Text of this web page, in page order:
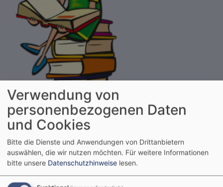
Kinderbücherei geöffnet 11-12 Uhr
Verwendung von
personenbezogenen Daten
und Cookies
Bitte die Dienste und Anwendungen von Drittanbietern
auswählen, die wir nutzen möchten. Für weitere Informationen
bitte unsere Datenschutzhinweise lesen.